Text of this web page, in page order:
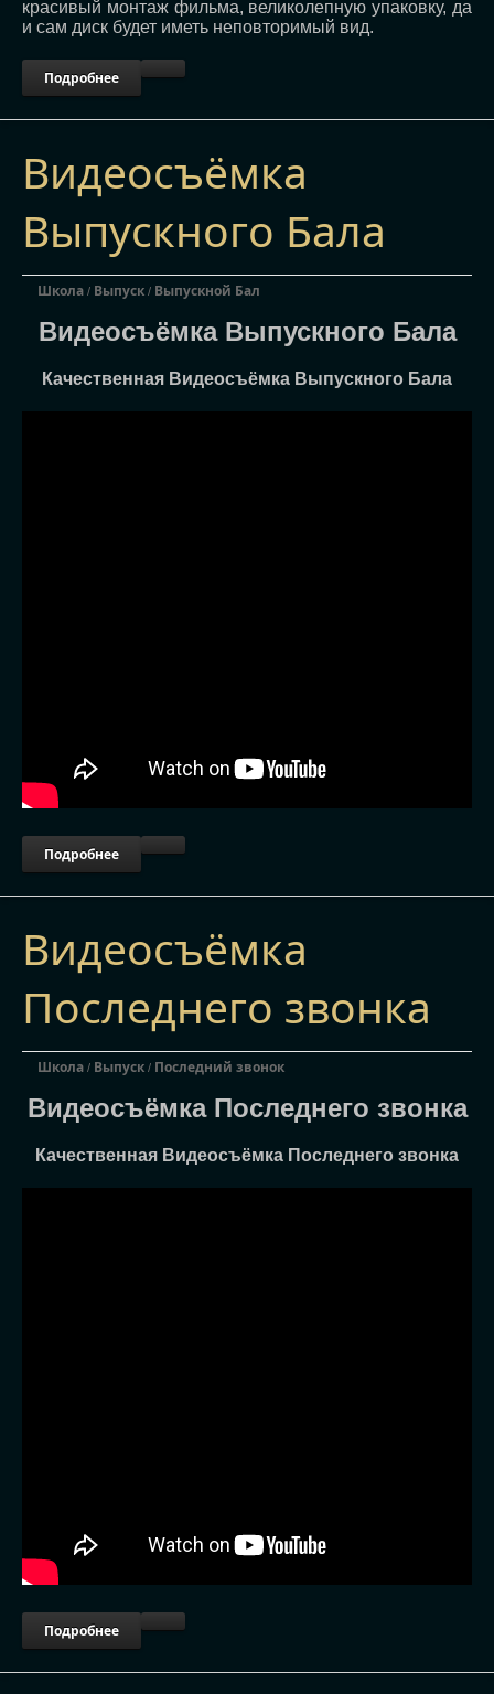
красивый монтаж фильма, великолепную упаковку, да
и сам диск будет иметь неповторимый вид.
Подробнее
Видеосъёмка
Выпускного Бала
Школа / Выпуск / Выпускной Бал
Видеосъёмка Выпускного Бала
Качественная Видеосъёмка Выпускного Бала
Подробнее
Видеосъёмка
Последнего звонка
Школа / Выпуск / Последний звонок
Видеосъёмка Последнего звонка
Качественная Видеосъёмка Последнего звонка
Подробнее